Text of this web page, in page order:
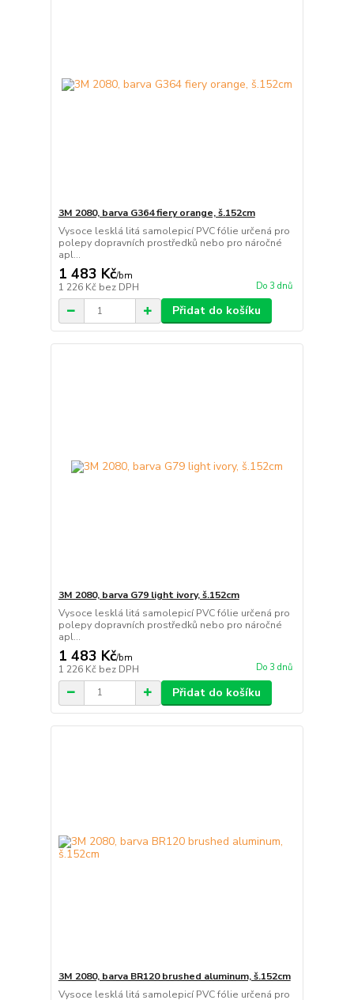
3M 2080, barva G364 fiery orange, š.152cm
Vysoce lesklá litá samolepicí PVC fólie určená pro
polepy dopravních prostředků nebo pro náročné
apl...
1 483 Kč/bm
1 226 Kč bez DPH Do 3 dnů
Přidat do košíku
3M 2080, barva G79 light ivory, š.152cm
Vysoce lesklá litá samolepicí PVC fólie určená pro
polepy dopravních prostředků nebo pro náročné
apl...
1 483 Kč/bm
1 226 Kč bez DPH Do 3 dnů
Přidat do košíku
3M 2080, barva BR120 brushed aluminum, š.152cm
Vysoce lesklá litá samolepicí PVC fólie určená pro